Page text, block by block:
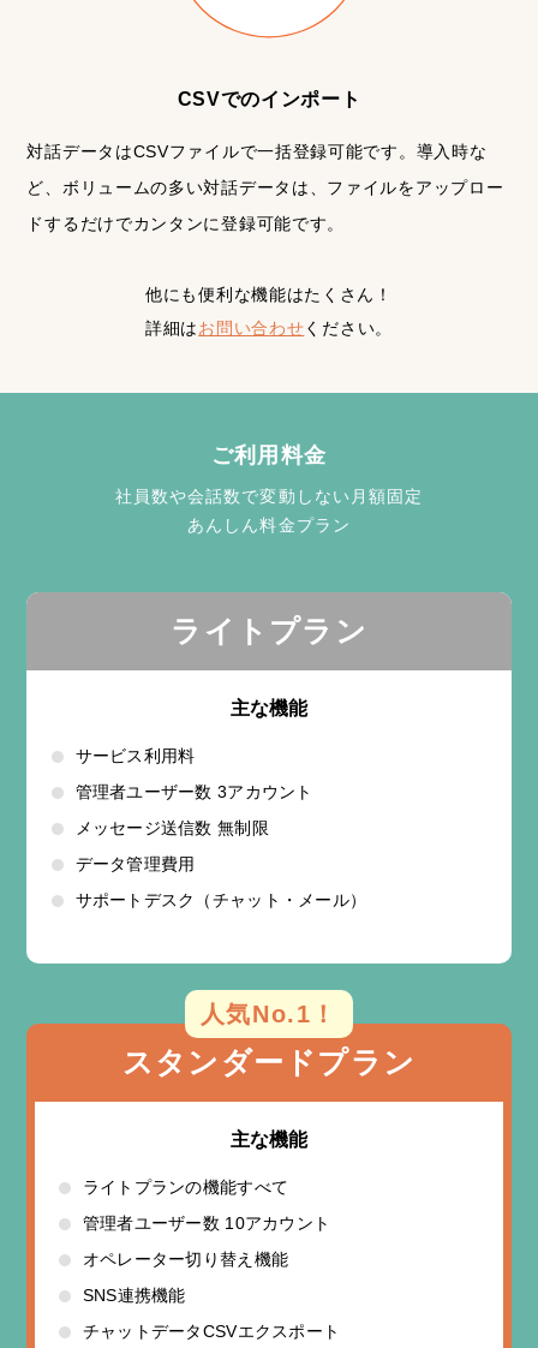
CSVでのインポート
対話データはCSVファイルで一括登録可能です。導入時な
ど、ボリュームの多い対話データは、ファイルをアップロー
ドするだけでカンタンに登録可能です。
他にも便利な機能はたくさん！
詳細はお問い合わせください。
ご利用料金
社員数や会話数で変動しない月額固定
あんしん料金プラン
ライトプラン
主な機能
サービス利用料
管理者ユーザー数 3アカウント
メッセージ送信数 無制限
データ管理費用
サポートデスク（チャット・メール）
人気No.1！
スタンダードプラン
主な機能
ライトプランの機能すべて
管理者ユーザー数 10アカウント
オペレーター切り替え機能
SNS連携機能
チャットデータCSVエクスポート